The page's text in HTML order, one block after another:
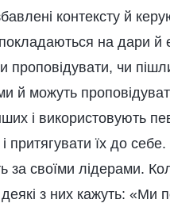
контексту й
на дари й
проповідувати, чи
й можуть
і використовують
їх до
за своїми лідерами.
з них кажуть: «Ми